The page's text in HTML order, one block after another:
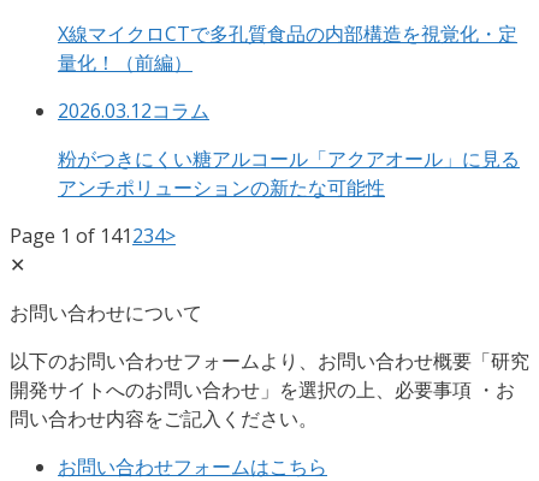
X線マイクロCTで多孔質食品の内部構造を視覚化・定
量化！（前編）
2026.03.12コラム
粉がつきにくい糖アルコール「アクアオール」に見る
アンチポリューションの新たな可能性
Page 1 of 141234>
✕
お問い合わせについて
以下のお問い合わせフォームより、お問い合わせ概要「研究
開発サイトへのお問い合わせ」を選択の上、必要事項 ・お
問い合わせ内容をご記入ください。
お問い合わせフォームはこちら